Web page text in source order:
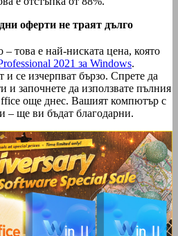
оферти не траят дълго
това е най-ниската цена, която
2021 за Windows.
се изчерпват бързо. Спрете да
и започнете да използвате пълния
още днес. Вашият компютър с
– ще ви бъдат благодарни.